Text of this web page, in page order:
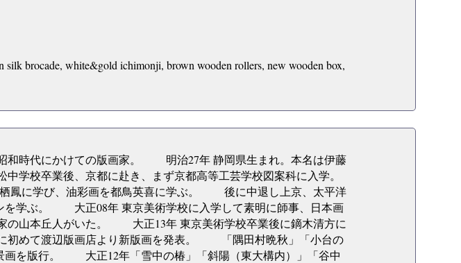
brocade, white&gold ichimonji, brown wooden rollers, new wooden box,
時代にかけての版画家。 明治27年 静岡県生まれ。本名は伊藤
校卒業後、京都に赴き、まず京都高等工芸学校図案科に入学。
鳳に学び、油彩画を都鳥英喜に学ぶ。 後に中退し上京、太平洋
を学ぶ。 大正08年 東京美術学校に入学して素明に師事、日本画
山本丘人がいた。 大正13年 東京美術学校卒業後に鏑木清方に
めて渡辺版画店より新版画を発表。 「隅田村晩秋」「小台の
画を版行。 大正12年「雪中の椿」「斜陽（東大構内）」「谷中